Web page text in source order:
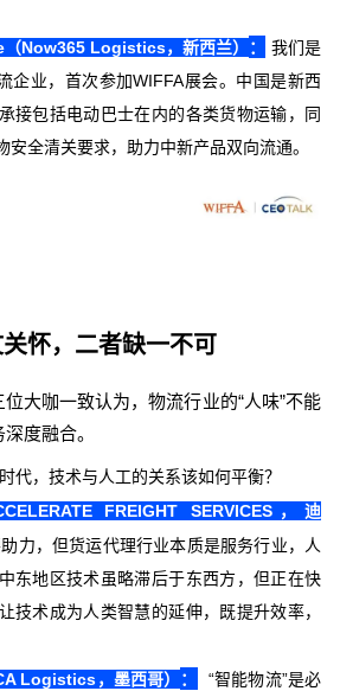
Now365 Logistics，新西兰）
：
我们是
企业，首次参加WIFFA展会。中国是新西
接包括电动巴士在内的各类货物运输，同
安全清关要求，助力中新产品双向流通。
怀，二者缺一不可
大咖一致认为，物流行业的“人味”不能
度融合。
代，技术与人工的关系该如何平衡？
FREIGHT SERVICES，迪
力，但货运代理行业本质是服务行业，人
东地区技术虽略滞后于东西方，但正在快
技术成为人类智慧的延伸，既提升效率，
Logistics，墨西哥）
：
“智能物流”是必